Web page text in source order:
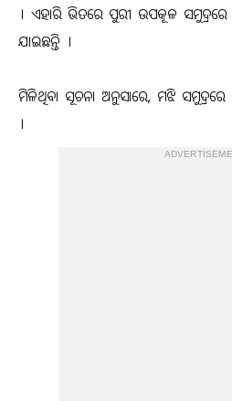
। ଏହାରି ଭିତରେ ପୁରୀ ଉପକୂଳ
ଯାଇଛନ୍ତି ।
ମିଳିଥିବା ସୂଚନା ଅନୁସାରେ, ମଝି ସମୁଦ୍ରରେ
।